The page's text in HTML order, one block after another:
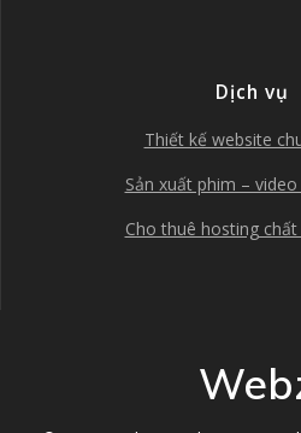
Dịch vụ
Thiết kế website
Sản xuất phim –
Cho thuê hosting